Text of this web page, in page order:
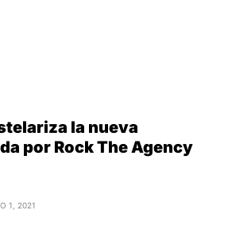
la nueva
por Rock The Agency
1, 2021